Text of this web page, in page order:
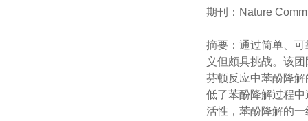
期刊：Nature
摘要：通过简单
义但颇具挑战。该
芬顿反应中苯酚降解的
低了苯酚降解过程中
活性，苯酚降解的